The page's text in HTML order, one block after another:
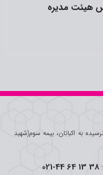
مدیره
به اکباتان، بیمه سوم(شهید
021-44 64 13 38